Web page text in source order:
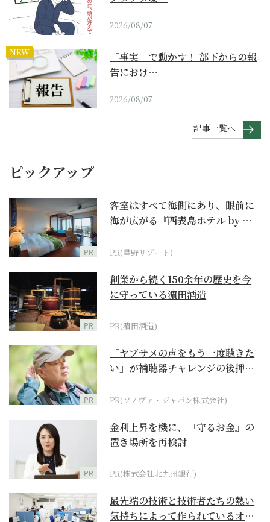
2026/08/07
NEW
「事実」で動かす！ 部下からの報
告におけ…
2026/08/07
記事一覧へ
ピックアップ
PR
客室はすべて海側にあり、眼前に
海が広がる『西表島ホテル by 星
PR(星野リゾート)
PR
創業から続く150余年の歴史を今
に守っている濵田酒造
PR(濵田酒造)
PR
「ヤブサメの声をもう一度聴きた
い」が補聴器チャレンジの後押し
PR(ソノヴァ・ジャパン株式会社)
PR
金利上昇を機に、『守るお金』の
置き場所を再検討
PR(株式会社北九州銀行)
最先端の技術と技術者たちの熱い
気持ちによって作られているオー